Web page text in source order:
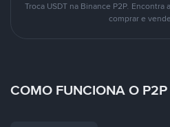
Troca USDT na Binance P2P.
comprar e
COMO FUNCIONA O P2P